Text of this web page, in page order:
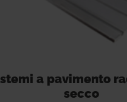
a pavimento
secco